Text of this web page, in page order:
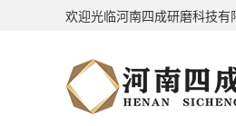
欢迎光临河南四成研磨科技有